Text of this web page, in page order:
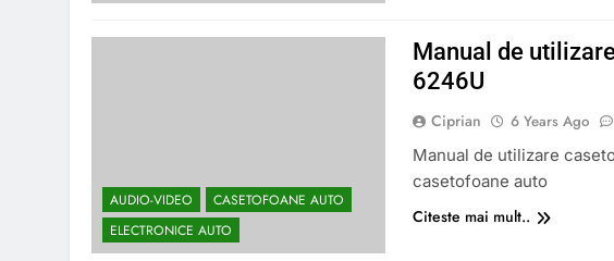
AUDIO-VIDEO
CASETOFOANE AUTO
ELECTRONICE AUTO
Manual de
6246U
Ciprian 6 Years Ago
Manual de utilizare
casetofoane auto
Citeste mai mult..